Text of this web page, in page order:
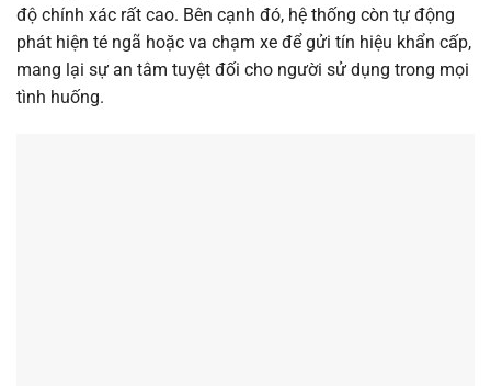
độ chính xác rất cao. Bên cạnh đó, hệ thống còn tự động
phát hiện té ngã hoặc va chạm xe để gửi tín hiệu khẩn cấp,
mang lại sự an tâm tuyệt đối cho người sử dụng trong mọi
tình huống.